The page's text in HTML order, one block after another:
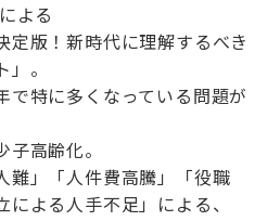
よる
定版！新時代に理解するべき
。
で特に多くなっている問題が
高齢化。
難」「人件費高騰」「役職
よる人手不足」による、